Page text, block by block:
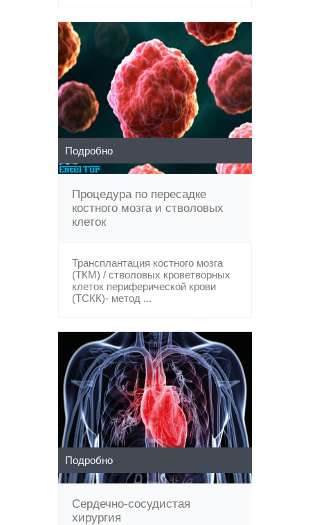
Подробно
Процедура по пересадке
костного мозга и стволовых
клеток
Трансплантация костного мозга
(ТКМ) / стволовых кроветворных
клеток периферической крови
(ТСКК)- метод ...
Подробно
Сердечно-сосудистая
хирургия